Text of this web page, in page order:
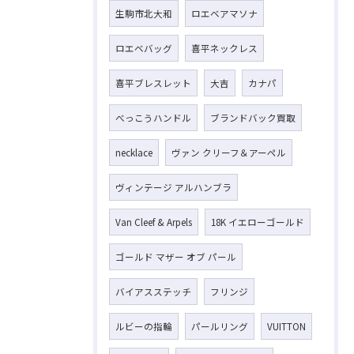
生駒市北大和 ロエベアマソナ
ロエベバッグ 喜平ネックレス
喜平ブレスレット 大吉 カナパ
べっこうハンドル ブランドバック買取
necklace ヴァン クリーフ＆アーペル
ヴィンテージ アルハンブラ
Van Cleef & Arpels 18K イエローゴールド
ゴールド マザー オブ パール
バイアスステッチ フリンジ
ルビーの指輪 パールリング VUITTON
お気軽にお問い合わせください